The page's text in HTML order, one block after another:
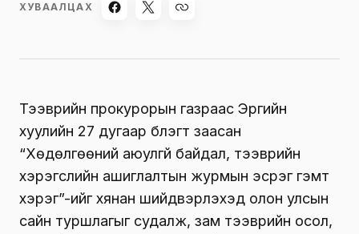
ХУВААЛЦАХ
Тээврийн прокурорын газраас Эрүүгийн
хуулийн 27 дугаар бүлэгт заасан
“Хөдөлгөөний аюулгүй байдал, тээврийн
хэрэгслийн ашиглалтын журмын эсрэг гэмт
хэрэг”-ийг хянан шийдвэрлэхэд олон улсын
сайн туршлагыг судалж, зам тээврийн осол,